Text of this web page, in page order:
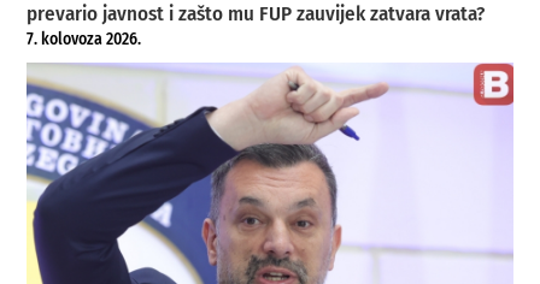
prevario javnost i zašto mu FUP zauvijek zatvara vrata?
7. kolovoza 2026.